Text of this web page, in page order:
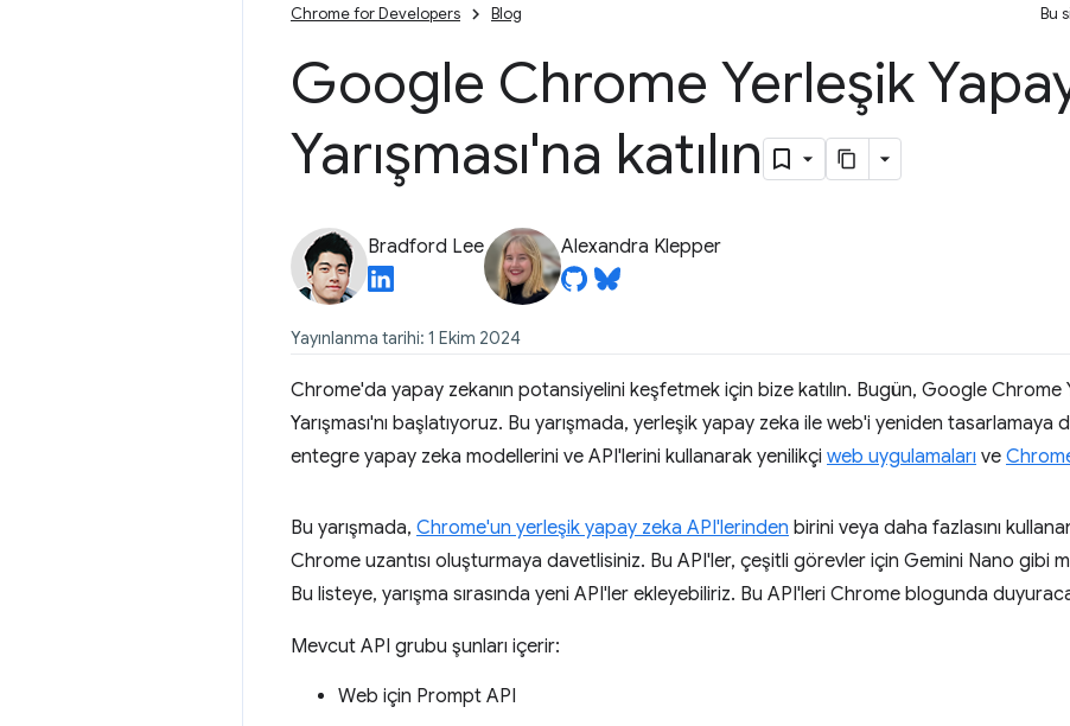
Chrome for Developers Blog Bu
Google Chrome Yerleşik
Yarışması'na katılın
Bradford Lee Alexandra Klepper
Yayınlanma tarihi: 1 Ekim 2024
Chrome'da yapay zekanın potansiyelini keşfetmek için bize katılın. Bugün, Google Chrome
Yarışması'nı başlatıyoruz. Bu yarışmada, yerleşik yapay zeka ile web'i yeniden tasarlamaya
entegre yapay zeka modellerini ve API'lerini kullanarak yenilikçi web uygulamaları ve
Bu yarışmada, Chrome'un yerleşik yapay zeka API'lerinden birini veya daha fazlasını
Chrome uzantısı oluşturmaya davetlisiniz. Bu API'ler, çeşitli görevler için Gemini Nano gibi
Bu listeye, yarışma sırasında yeni API'ler ekleyebiliriz. Bu API'leri Chrome blogunda
Mevcut API grubu şunları içerir:
Web için Prompt API